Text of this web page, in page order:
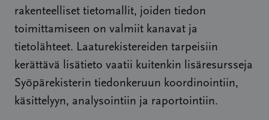
rakenteelliset tietomallit, joiden tiedon
toimittamiseen on valmiit kanavat ja
tietolähteet. Laaturekistereiden tarpeisiin
kerättävä lisätieto vaatii kuitenkin lisäresursseja
Syöpärekisterin tiedonkeruun koordinointiin,
käsittelyyn, analysointiin ja raportointiin.